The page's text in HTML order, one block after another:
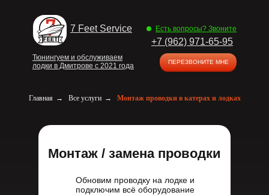
ПЕРЕЗВОНИТЕ МНЕ
7 Feet Service
Тюнингуем и обслуживаем
лодки в Дмитрове с 2021 года
+7 (962) 971-65-95
Есть вопросы? Звоните
Главная → Все услуги → Монтаж проводки в катерах и лодках
Обновим проводку на лодке и
подключим всё оборудование
Монтаж / замена проводки